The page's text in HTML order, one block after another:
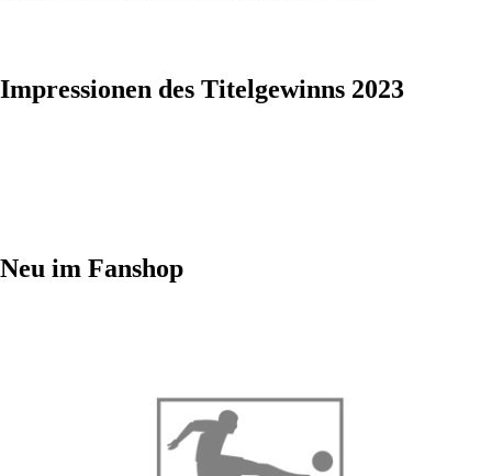
Impressionen des Titelgewinns 2023
Neu im Fanshop